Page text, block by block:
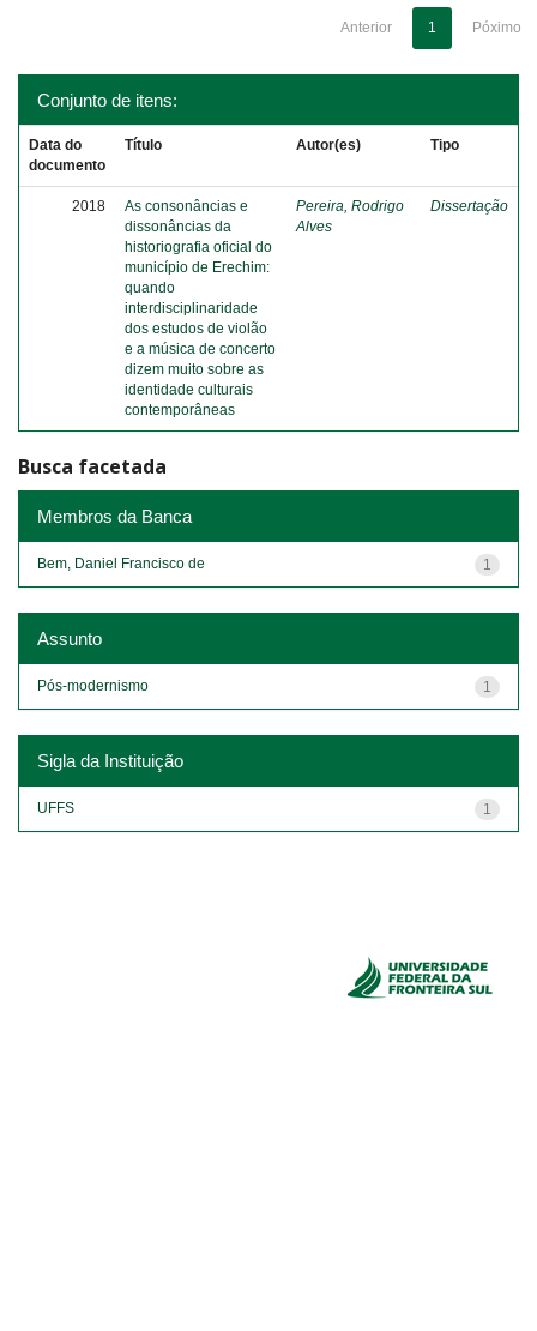
Anterior 1 Póximo
Conjunto de itens:
Data do
documento
Título Autor(es) Tipo
2018
As consonâncias e
dissonâncias da
historiografia oficial do
município de Erechim:
quando
interdisciplinaridade
dos estudos de violão
e a música de concerto
dizem muito sobre as
identidade culturais
contemporâneas
Pereira, Rodrigo
Alves
Dissertação
Busca facetada
Membros da Banca
1
Bem, Daniel Francisco de
Assunto
1
Pós-modernismo
Sigla da Instituição
1
UFFS